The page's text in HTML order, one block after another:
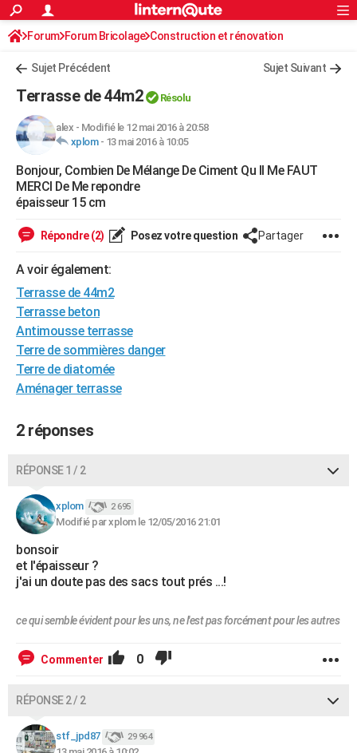
ACTUALITÉS
Politique
Société
Faits Divers
Education
Monde
Villes
+
FINANCE
Retraite
Impôts
Epargne
Immobilier
Risques naturels par ville
Banque
Assurance
Crédit
AUTO
Essais
Réserver un essai
Citadines
Berlines
SUV
Forum auto
+HIGH-TECH
Mobiles
Meilleur smartphone
Internet
Ordinateurs
Jeux vidéo
Guide high-tech
+
Forum
Aménagement intérieur
Extérieur
Cuisine
Salle de bains
Jardinage
Rangement
WEEK-END
Guides de France
Escapades
Patrimoine
Expositions
Musées
Week-end nature
+LIFESTYLE
Art de vivre
Bien-être
Loisirs
Mode
Modes de vie
SANTE
Alimentation
Guide de la santé
Maladies
Médicaments
Sommeil
VOYAGE
Destinations
City break
Voyage nature
Voyage de noces
Forum
Climat
+PHOTO
BONS PLANS
CARTE DE VOEUX
Carte de Noël
Carte Bonne année
Carte Saint-Valentin
Carte Pâques
Carte d'anniversaire
DICTIONNAIRE
Dictionnaire
Biographies
Citations
Expressions
Proverbes
COPAINS D'AVANT
Bricolage
Lifestyle
Culture
Sport
Auto
Television
Voyage
Cinema
Rechercher
S'inscrire
Connexion
Forum Forum Bricolage Construction et rénovation
Sujet Précédent Sujet Suivant
Terrasse de 44m2 Résolu
alex - Modifié le 12 mai 2016 à 20:58
xplom- 13 mai 2016 à 10:05
Bonjour, Combien De Mélange De Ciment Qu Il Me FAUT
MERCI De Me repondre
épaisseur 15 cm
Répondre (2) Posez votre question Partager
A voir également:
Terrasse de 44m2
Terrasse beton
Antimousse terrasse
Terre de sommières danger
Terre de diatomée
Aménager terrasse
2 réponses
RÉPONSE 1 / 2
xplom 2 695
Modifié par xplom le 12/05/2016 21:01
bonsoir
et l'épaisseur ?
j'ai un doute pas des sacs tout prés ...!
ce qui semble évident pour les uns, ne l'est pas forcément pour les autres
Commenter 0
RÉPONSE 2 / 2
stf_jpd87 29 964